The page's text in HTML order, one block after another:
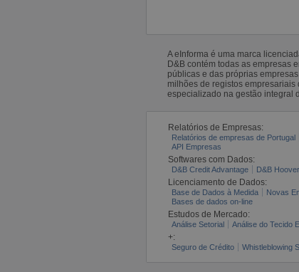
A eInforma é uma marca
D&B contém todas as empresas
públicas e das próprias
milhões de registos empresariais
especializado na gestão integral
Relatórios de Empresas:
Relatórios de empresas de Portugal
API Empresas
Softwares com Dados:
D&B Credit Advantage D&B
Licenciamento de Dados:
Base de Dados à Medida Novas
Bases de dados on-line
Estudos de Mercado:
Análise Setorial Análise do Tecido
+:
Seguro de Crédito Whistleblowing